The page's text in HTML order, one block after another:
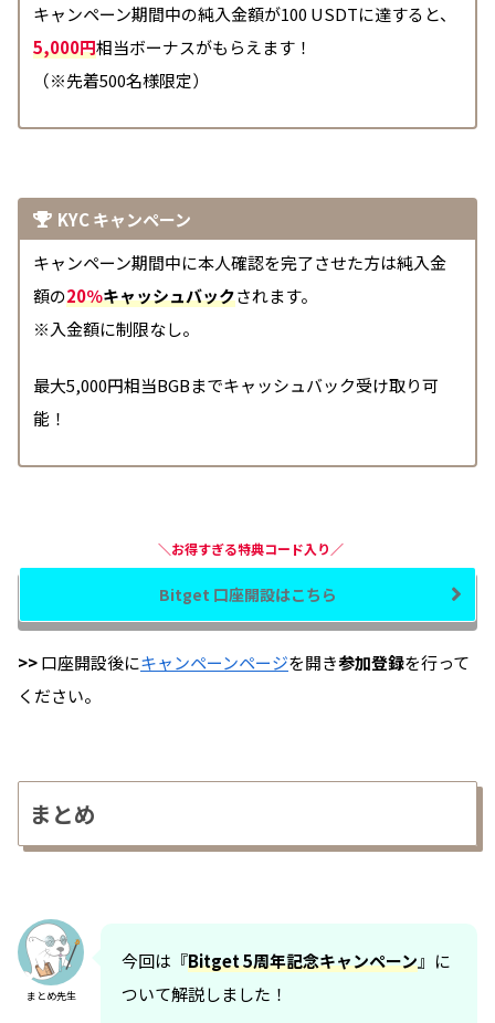
キャンペーン期間中の純入金額が100 USDTに達すると、
5,000円相当ボーナスがもらえます！
（※先着500名様限定）
KYC キャンペーン
キャンペーン期間中に本人確認を完了させた方は純入金
額の20％キャッシュバックされます。
※入金額に制限なし。
最大5,000円相当BGBまでキャッシュバック受け取り可
能！
＼お得すぎる特典コード入り／
Bitget 口座開設はこちら
>>口座開設後にキャンペーンページを開き参加登録を行って
ください。
まとめ
まとめ先生
今回は『Bitget 5周年記念キャンペーン』に
ついて解説しました！